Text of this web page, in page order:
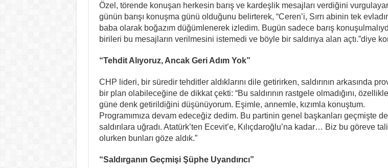
Özel, törende konuşan herkesin barış ve kardeşlik mesajları verdiğini
günün barışı konuşma günü olduğunu belirterek, “Ceren’i, Sırrı abinin tek
baba olarak boğazım düğümlenerek izledim. Bugün sadece barış
birileri bu mesajların verilmesini istemedi ve böyle bir saldırıya alan açtı.”diye
“Tehdit Alıyoruz, Ancak Geri Adım Yok”
CHP lideri, bir süredir tehditler aldıklarını dile getirirken, saldırının arkasında
bir plan olabileceğine de dikkat çekti: “Bu saldırının rastgele olmadığını,
güne denk getirildiğini düşünüyorum. Eşimle, annemle, kızımla konuştum.
Programımıza devam edeceğiz dedim. Bu partinin genel başkanları geçmişte de
saldırılara uğradı. Atatürk’ten Ecevit’e, Kılıçdaroğlu’na kadar… Biz bu göreve
olurken bunları göze aldık.”
“Saldırganın Geçmişi Şüphe Uyandırıcı”